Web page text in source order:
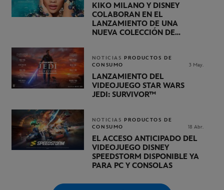
KIKO MILANO Y DISNEY
COLABORAN EN EL
LANZAMIENTO DE UNA
NUEVA COLECCIÓN DE
NOTICIAS PRODUCTOS DE
CONSUMO
3 May.
LANZAMIENTO DEL
VIDEOJUEGO STAR WARS
JEDI: SURVIVOR™
NOTICIAS PRODUCTOS DE
CONSUMO
18 Abr.
EL ACCESO ANTICIPADO DEL
VIDEOJUEGO DISNEY
SPEEDSTORM DISPONIBLE YA
PARA PC Y CONSOLAS